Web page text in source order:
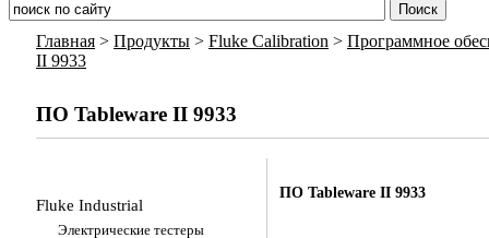
Главная > Продукты > Fluke Calibration > Программное
II 9933
ПО Tableware II 9933
Fluke Industrial
Электрические тестеры
ПО Tableware II 9933